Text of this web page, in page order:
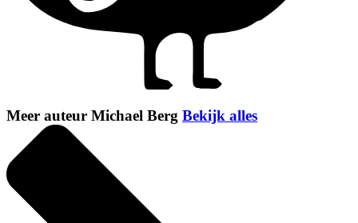
Meer auteur Michael Berg Bekijk alles